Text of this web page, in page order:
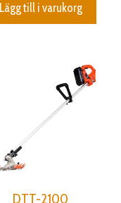
Lägg till i varukorg
DTT-2100